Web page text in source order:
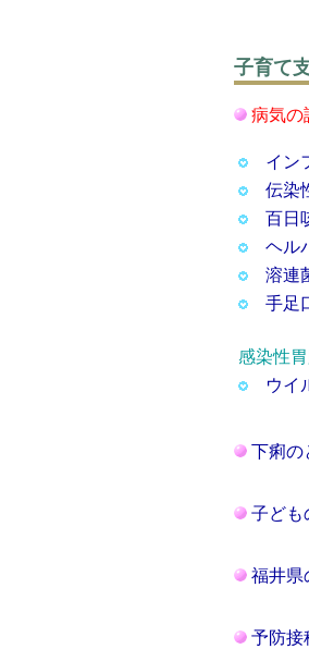
子育て
病気の
イン
伝染
百日
ヘル
溶連
手足
感染性
ウイ
下痢の
子ども
福井県
予防接